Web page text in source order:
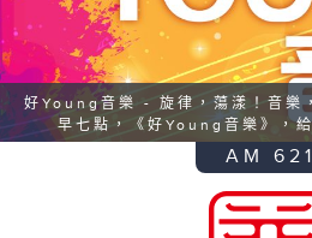
！音樂，好Young！ 星期一至五
樂》，給你音樂新模Young！
AM 621